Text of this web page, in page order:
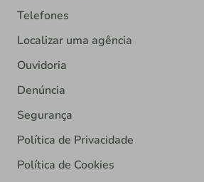
Telefones
Localizar uma agência
Ouvidoria
Denúncia
Segurança
Política de Privacidade
Política de Cookies